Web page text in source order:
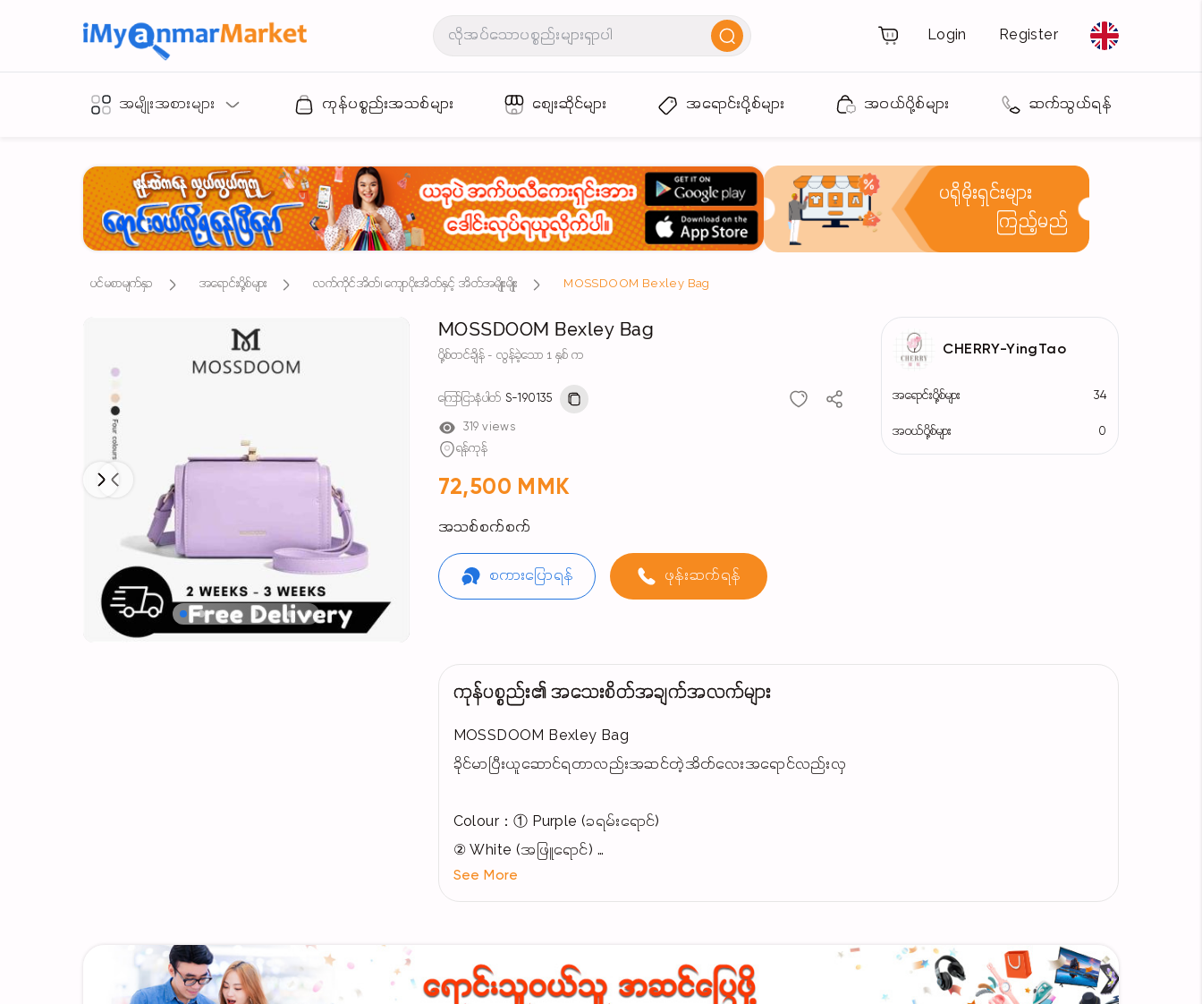
Login Register
အမျိုးအစားများ ကုန်ပစ္စည်းအသစ်များ စျေးဆိုင်များ အရောင်းပို့စ်များ အဝယ်ပို့စ်များ ဆက်သွယ်ရန်
ပရိုမိုးရှင်းများ
ကြည့်မည်
ပင်မစာမျက်နှာ အရောင်းပို့စ်များ လက်ကိုင်အိတ်၊ ကျောပိုးအိတ်နှင့် အိတ်အမျိုးမျိုး MOSSDOOM Bexley Bag
Previous
Next
MOSSDOOM Bexley Bag
ပို့စ်တင်ချိန် - လွန်ခဲ့သော 1 နှစ် က
ကြော်ငြာနံပါတ် S-190135
319 views
ရန်ကုန်
72,500 MMK
အသစ်စက်စက်
စကားပြောရန် ဖုန်းဆက်ရန်
CHERRY-YingTao
အရောင်းပို့စ်များ 34
အဝယ်ပို့စ်များ 0
ကုန်ပစ္စည်း၏ အသေးစိတ်အချက်အလက်များ
MOSSDOOM Bexley Bag
ခိုင်မာပြီးယူဆောင်ရတာလည်းအဆင်တဲ့အိတ်လေးအရောင်လည်းလှ
Colour：① Purple (ခရမ်းရောင်)
② White (အဖြူရောင်)
（Note❗：တခြားငွေဖြင့်ရှင်းပါက ယနေ့ငွေပေါက်ဈေးဖြင့်လက်ခံနိုင်ပါသည်❗）
See More